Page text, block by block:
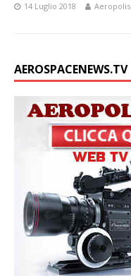
14 Luglio 2018 Aeropolis
AEROSPACENEWS.TV